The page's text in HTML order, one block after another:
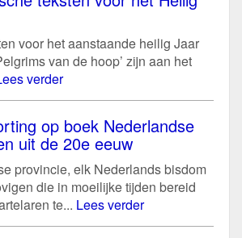
voor het aanstaande heilig Jaar
van de hoop’ zijn aan het
verder
op boek Nederlandse
uit de 20e eeuw
provincie, elk Nederlands bisdom
die in moeilijke tijden bereid
te... Lees verder